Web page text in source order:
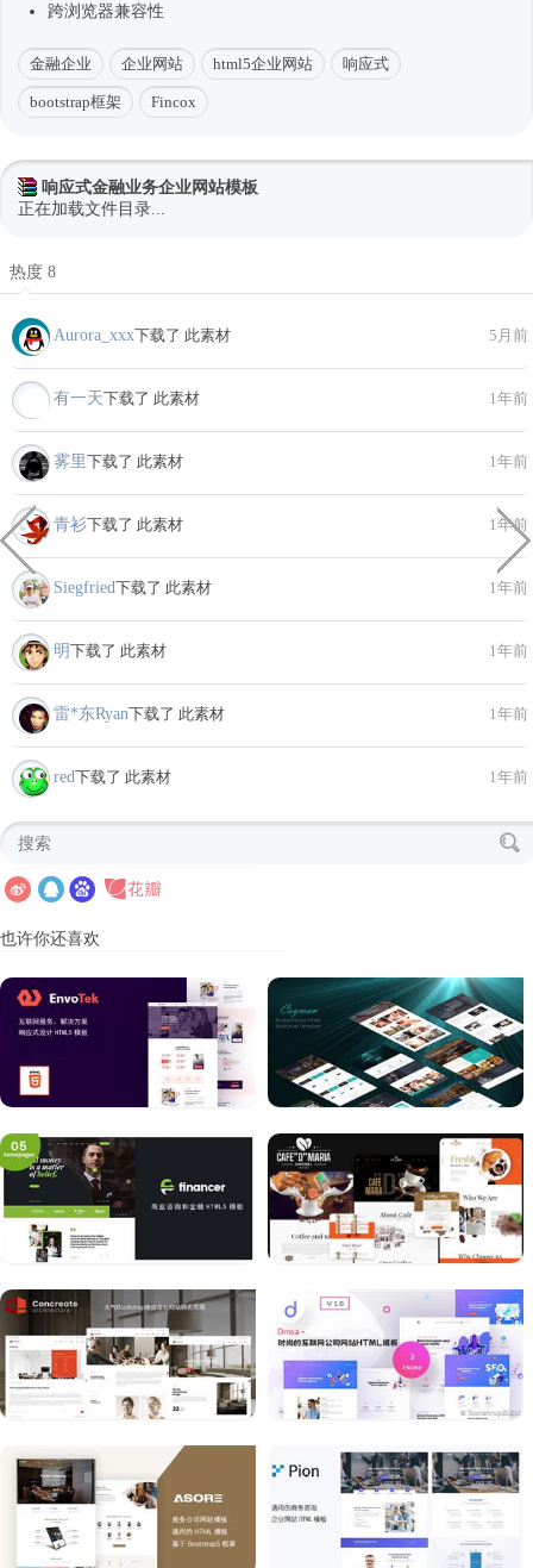
跨浏览器兼容性
金融企业 企业网站 html5企业网站 响应式
bootstrap框架 Fincox
响应式金融业务企业网站模板
正在加载文件目录...
热度 8
Aurora_xxx下载了 此素材 5月前
有一天下载了 此素材 1年前
雾里下载了 此素材 1年前
青衫下载了 此素材 1年前
Siegfried下载了 此素材 1年前
明下载了 此素材 1年前
雷*东Ryan下载了 此素材 1年前
red下载了 此素材 1年前
也许你还喜欢